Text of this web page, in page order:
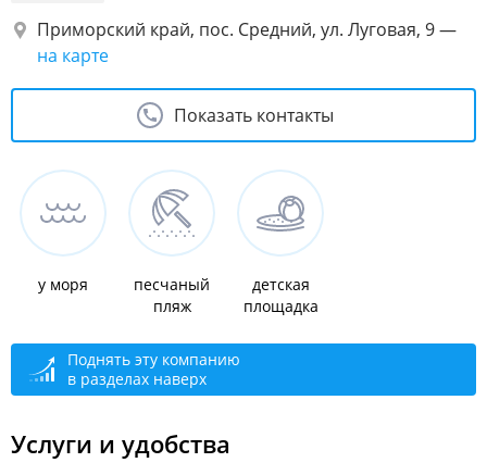
Приморский край, пос. Средний, ул. Луговая, 9—
на карте
Показать контакты
у моря
песчаный
пляж
детская
площадка
Поднять эту компанию
в разделах наверх
Услуги и удобства